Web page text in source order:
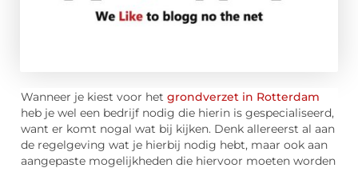
Wanneer je kiest voor het grondverzet in Rotterdam
heb je wel een bedrijf nodig die hierin is gespecialiseerd,
want er komt nogal wat bij kijken. Denk allereerst al aan
de regelgeving wat je hierbij nodig hebt, maar ook aan
aangepaste mogelijkheden die hiervoor moeten worden